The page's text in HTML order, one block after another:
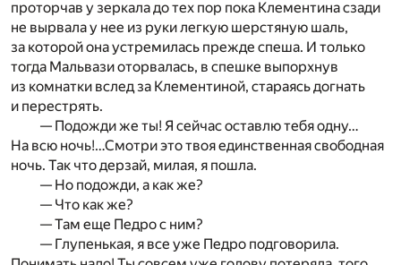
проторчав у зеркала до тех пор пока Клементина сзади
не вырвала у нее из руки легкую шерстяную шаль,
за которой она устремилась прежде спеша. И только
тогда Мальвази оторвалась, в спешке выпорхнув
из комнатки вслед за Клементиной, стараясь догнать
и перестрять.
— Подожди же ты! Я сейчас оставлю тебя одну…
На всю ночь!…Смотри это твоя единственная свободная
ночь. Так что дерзай, милая, я пошла.
— Но подожди, а как же?
— Что как же?
— Там еще Педро с ним?
— Глупенькая, я все уже Педро подговорила.